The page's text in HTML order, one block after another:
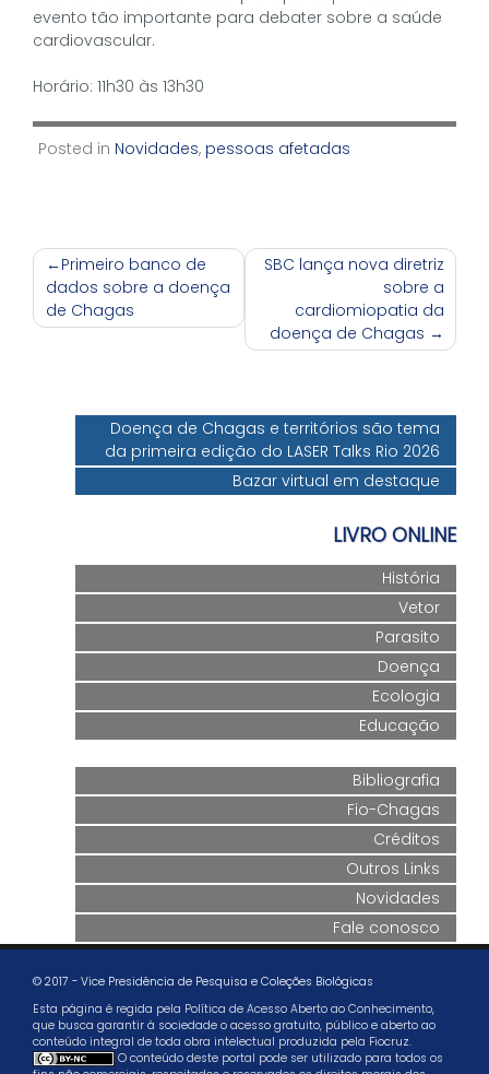
evento tão importante para debater sobre a saúde
cardiovascular.
Horário: 11h30 às 13h30
Posted in Novidades, pessoas afetadas
Navegação
de
Post
Primeiro banco de
dados sobre a doença
de Chagas
SBC lança nova diretriz
sobre a
cardiomiopatia da
doença de Chagas
Doença de Chagas e territórios são tema
da primeira edição do LASER Talks Rio 2026
Bazar virtual em destaque
LIVRO ONLINE
História
Vetor
Parasito
Doença
Ecologia
Educação
Bibliografia
Fio-Chagas
Créditos
Outros Links
Novidades
Fale conosco
© 2017 - Vice Presidência de Pesquisa e Coleções Biológicas
Esta página é regida pela Política de Acesso Aberto ao Conhecimento,
que busca garantir à sociedade o acesso gratuito, público e aberto ao
conteúdo integral de toda obra intelectual produzida pela Fiocruz.
O conteúdo deste portal pode ser utilizado para todos os